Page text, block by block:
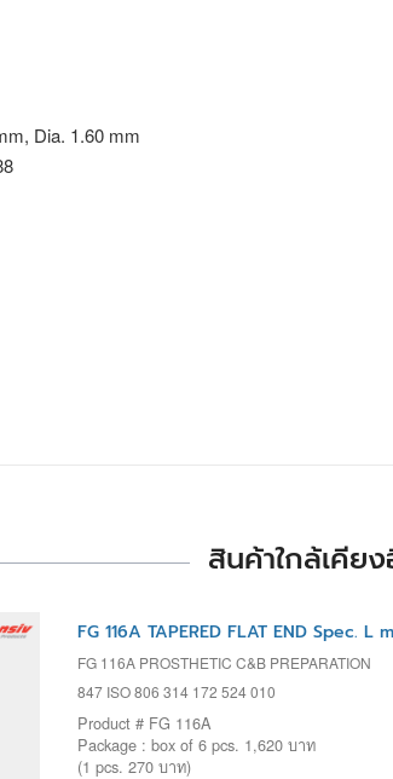
Dia. 1.60 mm
สินค้าใกล้เคีย
FG 116A TAPERED FLAT END Spec.
FG 116A PROSTHETIC C&B PREPARATION
847 ISO 806 314 172 524 010
Product # FG 116A
Package : box of 6 pcs. 1,620 บาท
(1 pcs. 270 บาท)